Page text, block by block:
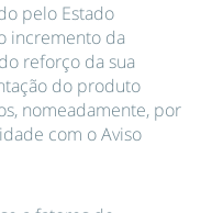
pelo Estado
incremento da
reforço da sua
do produto
nomeadamente, por
com o Aviso